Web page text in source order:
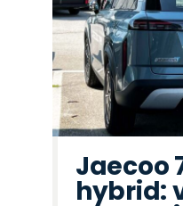
Lancia
Land
Rover
Jeep
Seat
Jaecoo
Mazda
Citroën
Alfa
Romeo
Omoda
Opel
Abarth
Fiat
Cupra
Jaecoo
hybrid: